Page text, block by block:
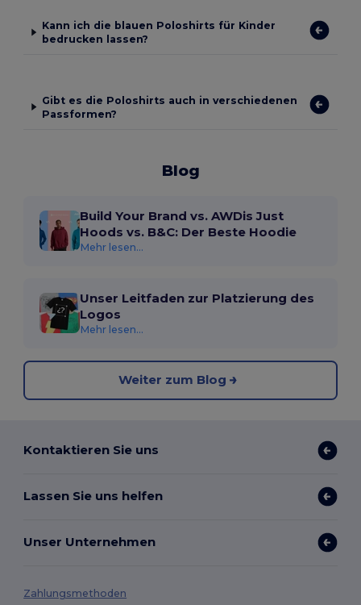
Kann ich die blauen Poloshirts für Kinder
bedrucken lassen?
Gibt es die Poloshirts auch in verschiedenen
Passformen?
Blog
Build Your Brand vs. AWDis Just
Hoods vs. B&C: Der Beste Hoodie
Mehr lesen...
Unser Leitfaden zur Platzierung des
Logos
Mehr lesen...
Weiter zum Blog
Kontaktieren Sie uns
Lassen Sie uns helfen
Unser Unternehmen
Zahlungsmethoden